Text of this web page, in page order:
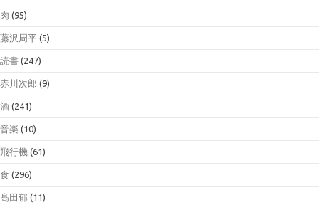
肉 (95)
藤沢周平 (5)
読書 (247)
赤川次郎 (9)
酒 (241)
音楽 (10)
飛行機 (61)
食 (296)
髙田郁 (11)